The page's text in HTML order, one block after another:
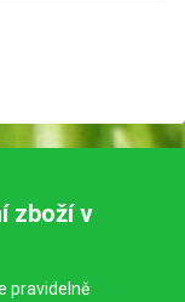
zboží v
pravidelně